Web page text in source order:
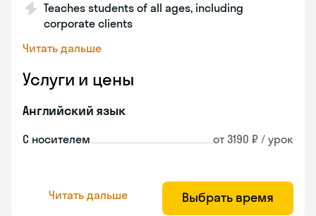
Teaches students of all ages, including
corporate clients
Читать дальше
Услуги и цены
Английский язык
С носителем от 3190 ₽ / урок
Читать дальше Выбрать время